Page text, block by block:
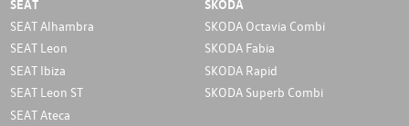
SEAT
SEAT Alhambra
SEAT Leon
SEAT Ibiza
SEAT Leon ST
SEAT Ateca
SKODA
SKODA Octavia Combi
SKODA Fabia
SKODA Rapid
SKODA Superb Combi